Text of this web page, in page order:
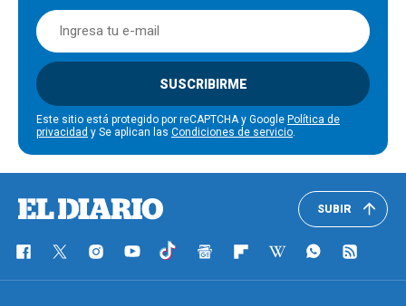
SUSCRIBIRME
Este sitio está protegido por reCAPTCHA y Google Política de
privacidad y Se aplican las Condiciones de servicio.
SUBIR